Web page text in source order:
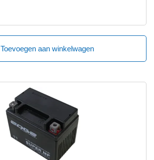
Toevoegen aan winkelwagen